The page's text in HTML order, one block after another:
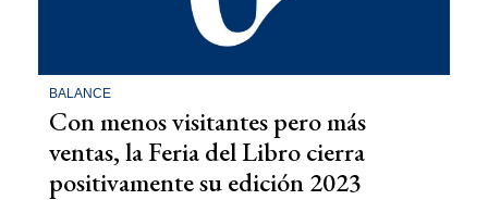
BALANCE
Con menos visitantes pero más
ventas, la Feria del Libro cierra
positivamente su edición 2023